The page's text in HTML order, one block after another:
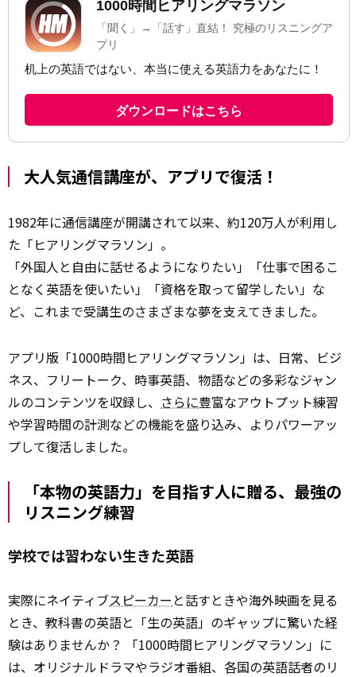
大人気通信講座が、アプリで復活！
1982年に通信講座が開講されて以来、約120万人が利用し
た「ヒアリングマラソン」。
「外国人と自由に話せるようになりたい」「仕事で困るこ
となく英語を使いたい」「資格を取って留学したい」な
ど、これまで受講生のさまざまな夢を支えてきました。
アプリ版「1000時間ヒアリングマラソン」は、日常、ビジ
ネス、フリートーク、時事英語、物語などの多彩なジャン
ルのコンテンツを収録し、 さらに豊富なアウトプット練習
や学習時間の計測などの機能を盛り込み、よりパワーアッ
プして復活しました。
「本物の英語力」を目指す人に贈る、最強の
リスニング練習
学校では習わない生きた英語
実際にネイティブスピーカー と話すときや海外映画を見る
とき、教科書の英語と「生の英語」のギャップに驚いた経
験はありませんか？ 「1000時間ヒアリングマラソン」に
は、オリジナルドラマやラジオ番組、各国の英語話者のリ